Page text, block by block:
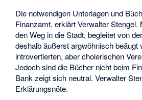
Die notwendigen Unterlagen und
Finanzamt, erklärt Verwalter
den Weg in die Stadt, begleitet von
deshalb äußerst argwöhnisch beäugt
introvertierten, aber cholerischen
Jedoch sind die Bücher nicht beim
Bank zeigt sich neutral. Verwalter
Erklärungsnöte.